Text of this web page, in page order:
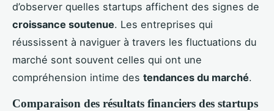
d’observer quelles startups affichent des signes de
croissance soutenue. Les entreprises qui
réussissent à naviguer à travers les fluctuations du
marché sont souvent celles qui ont une
compréhension intime des tendances du marché.
Comparaison des résultats financiers des startups